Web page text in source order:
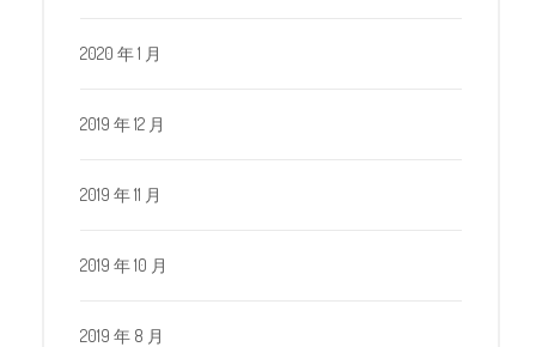
2020 年 1 月
2019 年 12 月
2019 年 11 月
2019 年 10 月
2019 年 8 月